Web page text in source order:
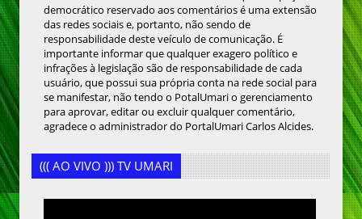
democrático reservado aos comentários é uma extensão
das redes sociais e, portanto, não sendo de
responsabilidade deste veículo de comunicação. É
importante informar que qualquer exagero político e
infrações à legislação são de responsabilidade de cada
usuário, que possui sua própria conta na rede social para
se manifestar, não tendo o PotalUmari o gerenciamento
para aprovar, editar ou excluir qualquer comentário,
agradece o administrador do PortalUmari Carlos Alcides.
((( AO VIVO ))) TV UMARI